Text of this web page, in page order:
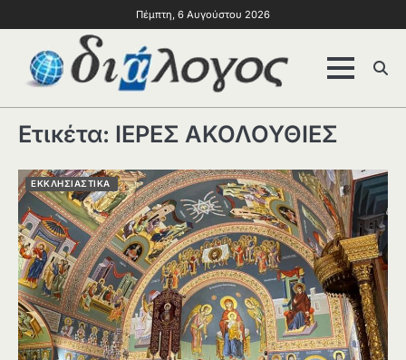
Πέμπτη, 6 Αυγούστου 2026
Ετικέτα: ΙΕΡΕΣ ΑΚΟΛΟΥΘΙΕΣ
ΕΚΚΛΗΣΙΑΣΤΙΚΑ